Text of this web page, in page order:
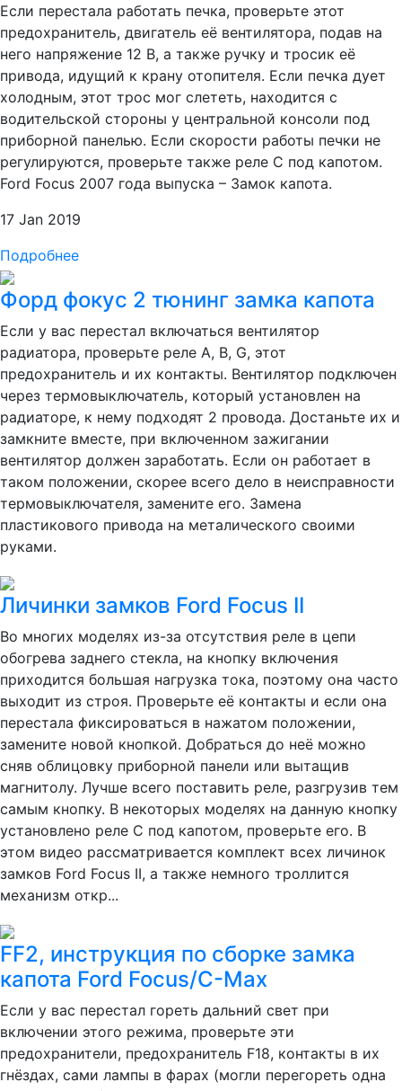
Если перестала работать печка, проверьте этот
предохранитель, двигатель её вентилятора, подав на
него напряжение 12 В, а также ручку и тросик её
привода, идущий к крану отопителя. Если печка дует
холодным, этот трос мог слететь, находится с
водительской стороны у центральной консоли под
приборной панелью. Если скорости работы печки не
регулируются, проверьте также реле C под капотом.
Ford Focus 2007 года выпуска – Замок капота.
17 Jan 2019
Подробнее
Форд фокус 2 тюнинг замка капота
Если у вас перестал включаться вентилятор
радиатора, проверьте реле A, B, G, этот
предохранитель и их контакты. Вентилятор подключен
через термовыключатель, который установлен на
радиаторе, к нему подходят 2 провода. Достаньте их и
замкните вместе, при включенном зажигании
вентилятор должен заработать. Если он работает в
таком положении, скорее всего дело в неисправности
термовыключателя, замените его. Замена
пластикового привода на металического своими
руками.
Личинки замков Ford Focus II
Во многих моделях из-за отсутствия реле в цепи
обогрева заднего стекла, на кнопку включения
приходится большая нагрузка тока, поэтому она часто
выходит из строя. Проверьте её контакты и если она
перестала фиксироваться в нажатом положении,
замените новой кнопкой. Добраться до неё можно
сняв облицовку приборной панели или вытащив
магнитолу. Лучше всего поставить реле, разгрузив тем
самым кнопку. В некоторых моделях на данную кнопку
установлено реле C под капотом, проверьте его. В
этом видео рассматривается комплект всех личинок
замков Ford Focus II, а также немного троллится
механизм откр...
FF2, инструкция по сборке замка
капота Ford Focus/C-Max
Если у вас перестал гореть дальний свет при
включении этого режима, проверьте эти
предохранители, предохранитель F18, контакты в их
гнёздах, сами лампы в фарах (могли перегореть одна